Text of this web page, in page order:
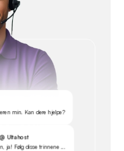
min. Kan dere hjelpe?
Ultahost
ja! Følg disse trinnene ...